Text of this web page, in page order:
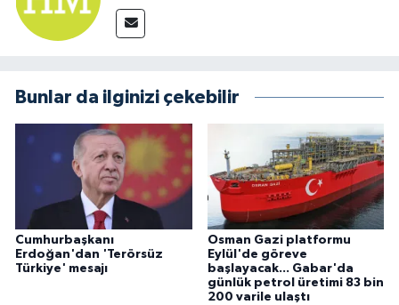
Bunlar da ilginizi çekebilir
Cumhurbaşkanı
Erdoğan'dan 'Terörsüz
Türkiye' mesajı
Osman Gazi platformu
Eylül'de göreve
başlayacak... Gabar'da
günlük petrol üretimi 83 bin
200 varile ulaştı